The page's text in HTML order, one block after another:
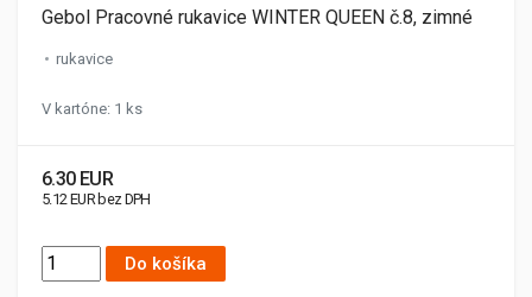
Gebol Pracovné rukavice WINTER QUEEN č.8, zimné
rukavice
V kartóne: 1 ks
6.30 EUR
5.12 EUR bez DPH
Do košíka